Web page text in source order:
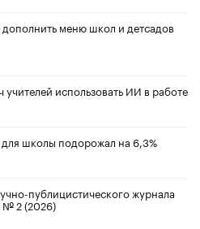
меню школ и детсадов
использовать ИИ в работе
школы подорожал на 6,3%
публицистического журнала
№ 2 (2026)